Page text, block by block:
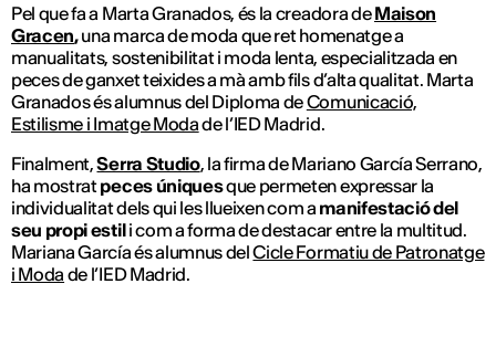
Pel que fa a Marta Granados, és la creadora deMaison
Gracen,una marca de moda que ret homenatge a
manualitats, sostenibilitat i moda lenta, especialitzada en
peces de ganxet teixides a mà amb fils d’alta qualitat. Marta
Granados és alumnus del Diploma deComunicació,
Estilisme i Imatge Modade l’IED Madrid.
Finalment,Serra Studio, la firma de Mariano García Serrano,
ha mostratpeces úniquesque permeten expressar la
individualitat dels qui les llueixen com a manifestació del
seu propi estili com a forma de destacar entre la multitud.
Mariana García és alumnus delCicle Formatiu de Patronatge
i Moda de l’IED Madrid.